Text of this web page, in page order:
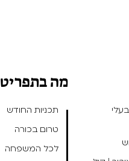
מה בתפריט
תכניות החודש
טרום בכורה
לכל המשפחה